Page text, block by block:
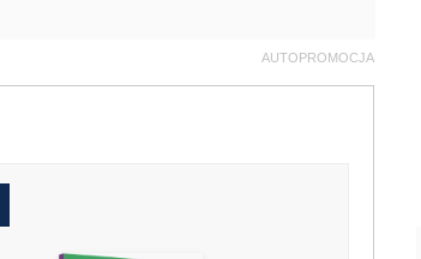
AUTOPROMOCJA